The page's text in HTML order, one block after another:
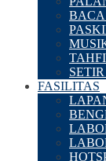
FASILITAS